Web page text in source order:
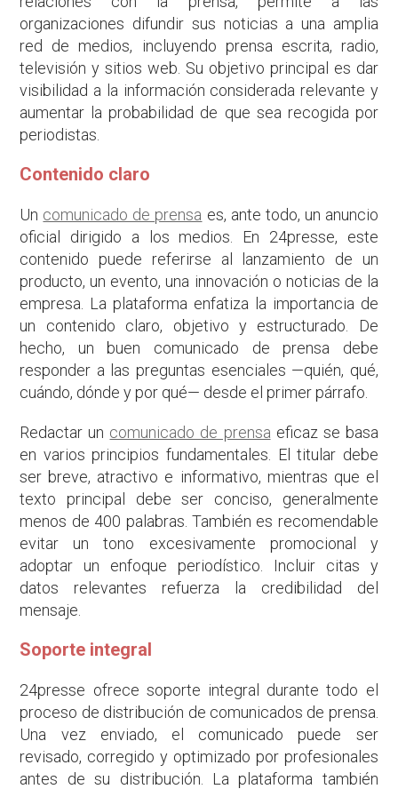
organizaciones difundir sus noticias a una amplia
red de medios, incluyendo prensa escrita, radio,
televisión y sitios web. Su objetivo principal es dar
visibilidad a la información considerada relevante y
aumentar la probabilidad de que sea recogida por
periodistas.
Contenido claro
Un comunicado de prensa es, ante todo, un anuncio
oficial dirigido a los medios. En 24presse, este
contenido puede referirse al lanzamiento de un
producto, un evento, una innovación o noticias de la
empresa. La plataforma enfatiza la importancia de
un contenido claro, objetivo y estructurado. De
hecho, un buen comunicado de prensa debe
responder a las preguntas esenciales —quién, qué,
cuándo, dónde y por qué— desde el primer párrafo.
Redactar un comunicado de prensa eficaz se basa
en varios principios fundamentales. El titular debe
ser breve, atractivo e informativo, mientras que el
texto principal debe ser conciso, generalmente
menos de 400 palabras. También es recomendable
evitar un tono excesivamente promocional y
adoptar un enfoque periodístico. Incluir citas y
datos relevantes refuerza la credibilidad del
mensaje.
Soporte integral
24presse ofrece soporte integral durante todo el
proceso de distribución de comunicados de prensa.
Una vez enviado, el comunicado puede ser
revisado, corregido y optimizado por profesionales
antes de su distribución. La plataforma también